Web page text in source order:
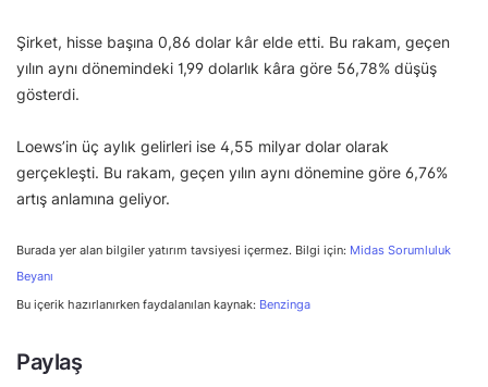
Şirket, hisse başına 0,86 dolar kâr elde etti. Bu rakam, geçen
yılın aynı dönemindeki 1,99 dolarlık kâra göre 56,78% düşüş
gösterdi.
Loews’in üç aylık gelirleri ise 4,55 milyar dolar olarak
gerçekleşti. Bu rakam, geçen yılın aynı dönemine göre 6,76%
artış anlamına geliyor.
Burada yer alan bilgiler yatırım tavsiyesi içermez. Bilgi için: Midas Sorumluluk
Beyanı
Bu içerik hazırlanırken faydalanılan kaynak: Benzinga
Paylaş